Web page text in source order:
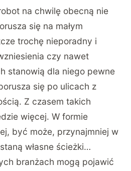
na chwilę obecną nie
się na małym
trochę nieporadny i
czy nawet
stanowią dla niego pewne
się po ulicach z
Z czasem takich
więcej. W formie
być może, przynajmniej w
własne ścieżki…
branżach mogą pojawić